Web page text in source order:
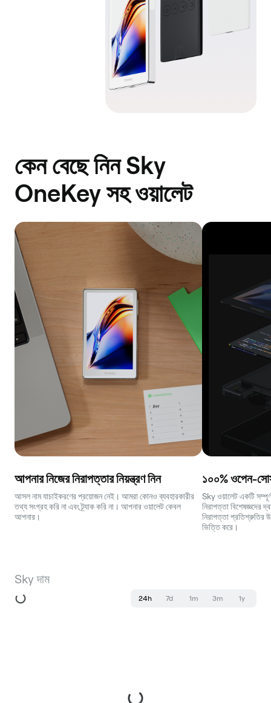
কেন বেছে নিন Sky
OneKey সহ ওয়ালেট
আপনার নিজের নিরাপত্তার নিয়ন্ত্রণ নিন
আসল নাম যাচাইকরণের প্রয়োজন নেই। আমরা কোনও ব্যবহারকারীর
তথ্য সংগ্রহ করি না এবং ট্র্যাক করি না। আপনার ওয়ালেট কেবল
আপনার।
১০০% ওপেন-
Sky ওয়ালেট একটি
নিরাপত্তা বিশেষজ্ঞদের
নিরাপত্তা প্রতিশ্রুতির
ভিত্তি করে।
Sky দাম
24h 7d 1m 3m 1y